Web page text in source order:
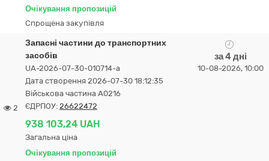
Очікування пропозицій
Спрощена закупівля
2
Запасні частини до транспортних
засобів
UA-2026-07-30-010714-a
Дата створення 2026-07-30 18:12:35
Військова частина А0216
ЄДРПОУ: 26622472
938 103,24 UAH
Загальна ціна
Очікування пропозицій
за 4 дні
10-08-2026, 10:00